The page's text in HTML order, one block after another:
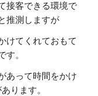
接客できる環境で
推測しますが
けてくれておもて
。
あって時間をかけ
ります。